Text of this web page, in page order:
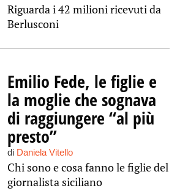
Riguarda i 42 milioni ricevuti da
Berlusconi
Emilio Fede, le figlie e
la moglie che sognava
di raggiungere “al più
presto”
di Daniela Vitello
Chi sono e cosa fanno le figlie del
giornalista siciliano